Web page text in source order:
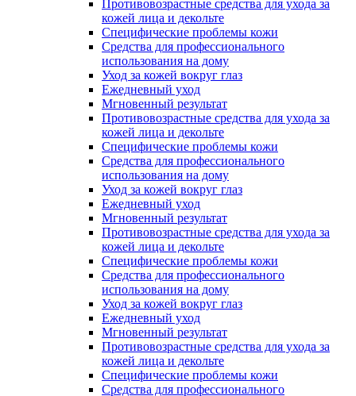
Противовозрастные средства для ухода за
кожей лица и декольте
Специфические проблемы кожи
Средства для профессионального
использования на дому
Уход за кожей вокруг глаз
Ежедневный уход
Мгновенный результат
Противовозрастные средства для ухода за
кожей лица и декольте
Специфические проблемы кожи
Средства для профессионального
использования на дому
Уход за кожей вокруг глаз
Ежедневный уход
Мгновенный результат
Противовозрастные средства для ухода за
кожей лица и декольте
Специфические проблемы кожи
Средства для профессионального
использования на дому
Уход за кожей вокруг глаз
Ежедневный уход
Мгновенный результат
Противовозрастные средства для ухода за
кожей лица и декольте
Специфические проблемы кожи
Средства для профессионального